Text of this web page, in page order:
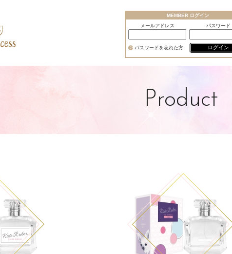
MEMBER ログイン
メールアドレス
パスワード
パスワードを忘れた方 ログイン
Product